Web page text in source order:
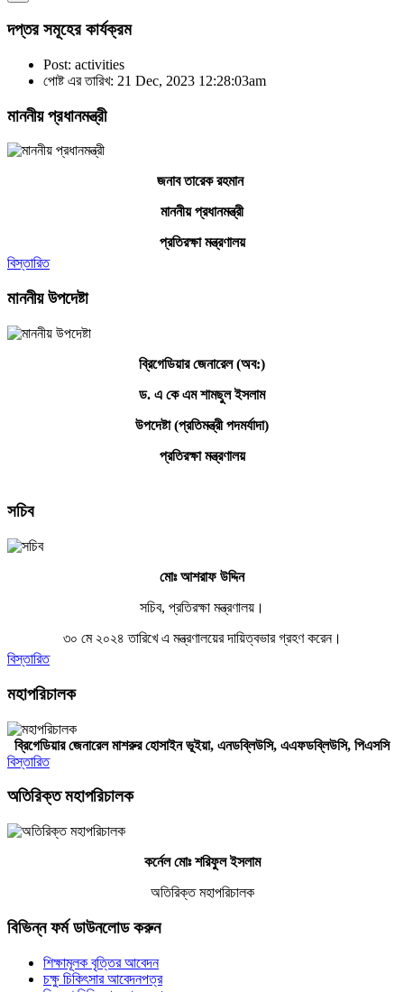
দপ্তর সমূহের কার্যক্রম
Post: activities
পোষ্ট এর তারিখ: 21 Dec, 2023 12:28:03am
মাননীয় প্রধানমন্ত্রী
জনাব তারেক রহমান
মাননীয় প্রধানমন্ত্রী
প্রতিরক্ষা মন্ত্রণালয়
বিস্তারিত
মাননীয় উপদেষ্টা
ব্রিগেডিয়ার জেনারেল (অব:)
ড. এ কে এম শামছুল ইসলাম
উপদেষ্টা (প্রতিমন্ত্রী পদমর্যাদা)
প্রতিরক্ষা মন্ত্রণালয়
সচিব
মোঃ আশরাফ উদ্দিন
সচিব, প্রতিরক্ষা মন্ত্রণালয়।
৩০ মে ২০২৪ তারিখে এ মন্ত্রণালয়ের দায়িত্বভার গ্রহণ করেন।
বিস্তারিত
মহাপরিচালক
ব্রিগেডিয়ার জেনারেল মাশরুর হোসাইন ভূইয়া, এনডব্লিউসি, এএফডব্লিউসি, পিএসসি
বিস্তারিত
অতিরিক্ত মহাপরিচালক
কর্নেল মোঃ শরিফুল ইসলাম
অতিরিক্ত মহাপরিচালক
বিভিন্ন ফর্ম ডাউনলোড করুন
শিক্ষামূলক বৃত্তির আবেদন
চক্ষু চিকিৎসার আবেদনপত্র